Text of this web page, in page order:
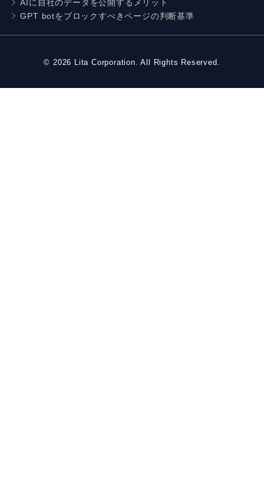
AIに自社のデータを公開するメリット
GPT botをブロックすべきページの判断基準
© 2026 Lita Corporation. All Rights Reserved.